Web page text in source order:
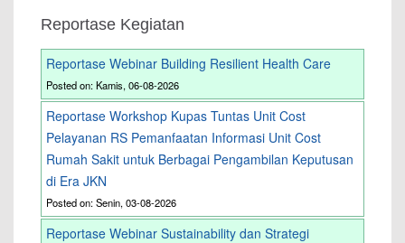
Reportase Kegiatan
Reportase Webinar Building Resilient Health Care
Posted on: Kamis, 06-08-2026
Reportase Workshop Kupas Tuntas Unit Cost
Pelayanan RS Pemanfaatan Informasi Unit Cost
Rumah Sakit untuk Berbagai Pengambilan Keputusan
di Era JKN
Posted on: Senin, 03-08-2026
Reportase Webinar Sustainability dan Strategi